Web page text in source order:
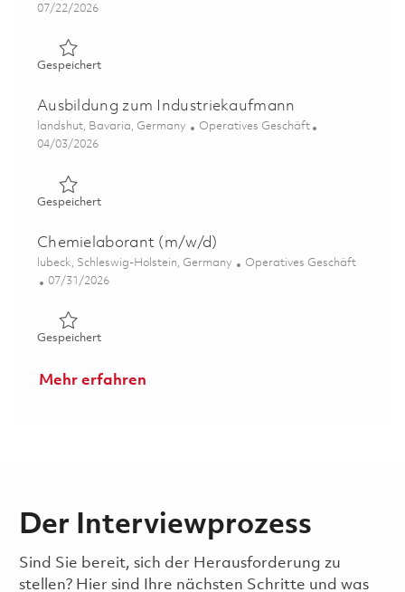
Posted Date
07/22/2026
GespeichertGespeichert Elektroniker (m/f/d) 01859242
Ausbildung zum Industriekaufmann
Ort
landshut, Bavaria, Germany Kategorie
Operatives Geschäft
Posted Date
04/03/2026
GespeichertGespeichert Ausbildung zum Industriekaufmann
Chemielaborant (m/w/d)
Ort
lubeck, Schleswig-Holstein, Germany Kategorie
Operatives Geschäft
Posted Date
07/31/2026
GespeichertGespeichert Chemielaborant (m/w/d) 01826070
Mehr erfahren
Der Interviewprozess
Sind Sie bereit, sich der Herausforderung zu
stellen? Hier sind Ihre nächsten Schritte und was